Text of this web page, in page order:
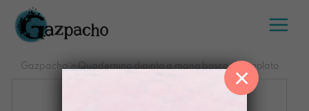
Salta
contenuto
Gazpacho> Quadernino dipinto a mano bosco infragolato
×